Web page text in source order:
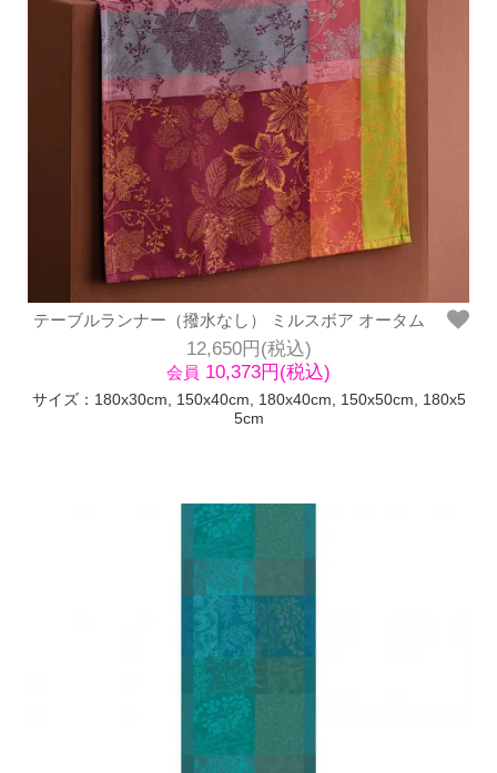
テーブルランナー（撥水なし） ミルスボア オータム
12,650円(税込)
会員 10,373円(税込)
サイズ：180x30cm, 150x40cm, 180x40cm, 150x50cm, 180x5
5cm